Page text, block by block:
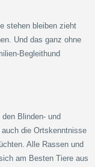
stehen bleiben zieht
Und das ganz ohne
Begleithund
Blinden- und
die Ortskenntnisse
Alle Rassen und
am Besten Tiere aus